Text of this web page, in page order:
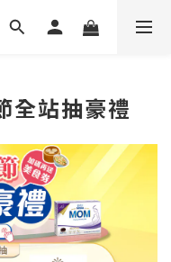
全站抽豪禮